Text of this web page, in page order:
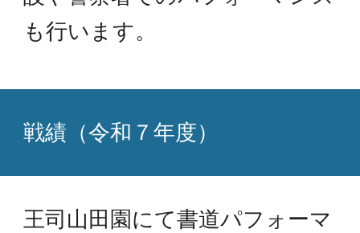
も行います。
戦績（令和７年度）
王司山田園にて書道パフォーマ